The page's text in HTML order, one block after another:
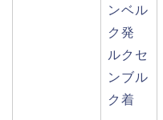
ンベル
ク発
ルクセ
ンブル
ク着